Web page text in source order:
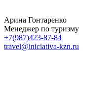
Арина Гонтаренко
Менеджер по туризму
+7(987)423-87-84
travel@iniciativa-kzn.ru